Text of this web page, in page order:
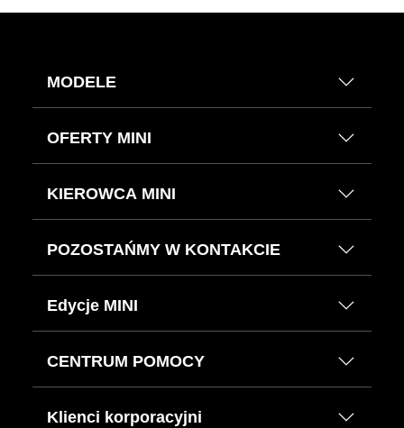
MODELE
OFERTY MINI
KIEROWCA MINI
POZOSTAŃMY W KONTAKCIE
Edycje MINI
CENTRUM POMOCY
Klienci korporacyjni